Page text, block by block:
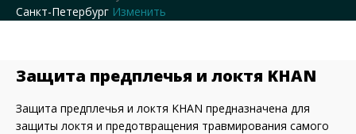
Санкт-Петербург Изменить
Защита предплечья и локтя KHAN
Защита предплечья и локтя KHAN предназначена для
защиты локтя и предотвращения травмирования самого